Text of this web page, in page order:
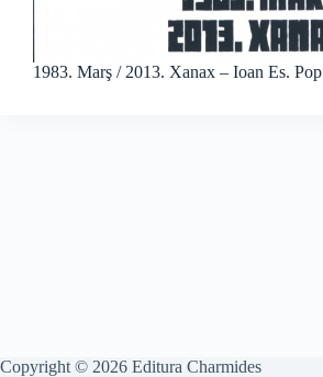
1983. Marş / 2013. Xanax – Ioan Es. Pop
Copyright © 2026 Editura Charmides